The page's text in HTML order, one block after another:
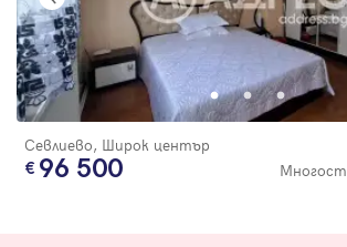
Севлиево, Широк център
96 500